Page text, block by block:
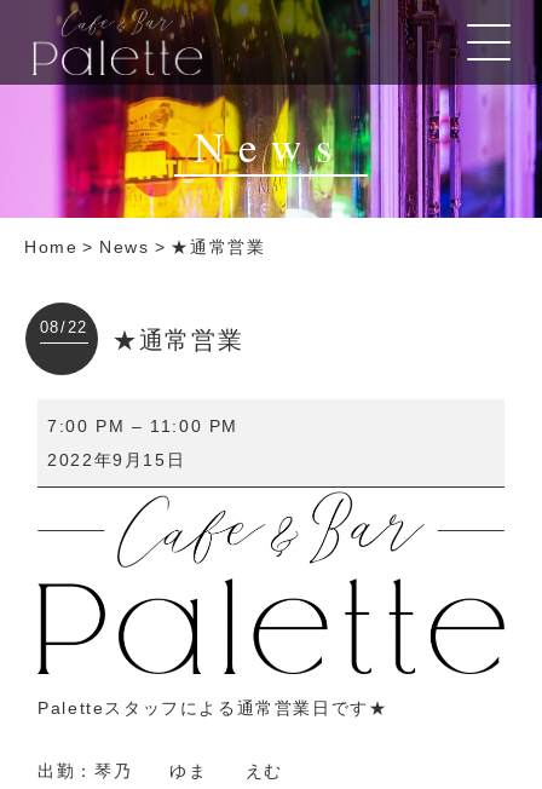
News
Home > News > ★通常営業
08/22 ★通常営業
常
7:00 PM – 11:00 PM
2022年9月15日
Paletteスタッフによる通常営業日です★
出勤：琴乃 ゆま えむ